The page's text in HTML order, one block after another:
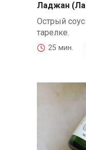
Ладжан
Острый
тарелке.
25 мин.